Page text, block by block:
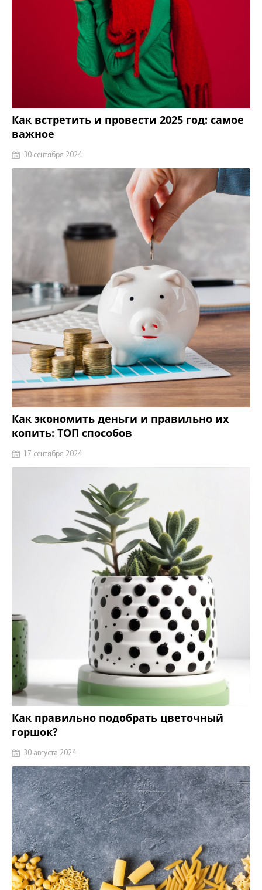
Как встретить и провести 2025 год: самое
важное
30 сентября 2024
Как экономить деньги и правильно их
копить: ТОП способов
17 сентября 2024
Как правильно подобрать цветочный
горшок?
30 августа 2024